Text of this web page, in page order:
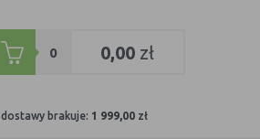
0 0,00 zł
dostawy brakuje: 1 999,00 zł